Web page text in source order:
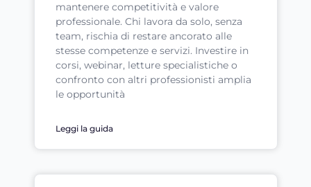
mantenere competitività e valore
professionale. Chi lavora da solo, senza
team, rischia di restare ancorato alle
stesse competenze e servizi. Investire in
corsi, webinar, letture specialistiche o
confronto con altri professionisti amplia
le opportunità
Leggi la guida